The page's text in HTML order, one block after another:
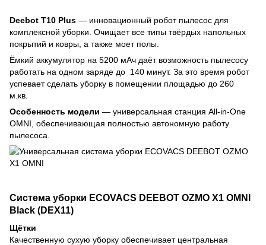
Deebot T10 Plus — инновационный робот пылесос для
комплексной уборки. Очищает все типы твёрдых напольных
покрытий и ковры, а также моет полы.
Ёмкий аккумулятор на 5200 мАч даёт возможность пылесосу
работать на одном заряде до 140 минут. За это время робот
успевает сделать уборку в помещении площадью до 260
м.кв.
Особенность модели — универсальная станция All-in-One
OMNI, обеспечивающая полностью автономную работу
пылесоса.
Система уборки ECOVACS DEEBOT OZMO X1 OMNI
Black (DEX11)
Щётки
Качественную сухую уборку обеспечивает центральная